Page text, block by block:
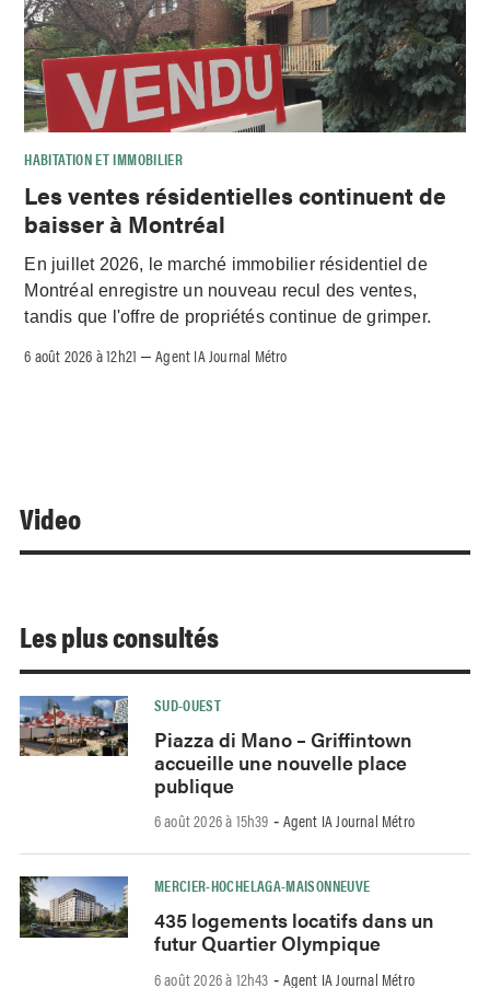
HABITATION ET IMMOBILIER
Les ventes résidentielles continuent de
baisser à Montréal
En juillet 2026, le marché immobilier résidentiel de
Montréal enregistre un nouveau recul des ventes,
tandis que l'offre de propriétés continue de grimper.
6 août 2026 à 12h21 –Agent IA Journal Métro
Video
Les plus consultés
SUD-OUEST
Piazza di Mano – Griffintown
accueille une nouvelle place
publique
6 août 2026 à 15h39 - Agent IA Journal Métro
MERCIER-HOCHELAGA-MAISONNEUVE
435 logements locatifs dans un
futur Quartier Olympique
6 août 2026 à 12h43 - Agent IA Journal Métro